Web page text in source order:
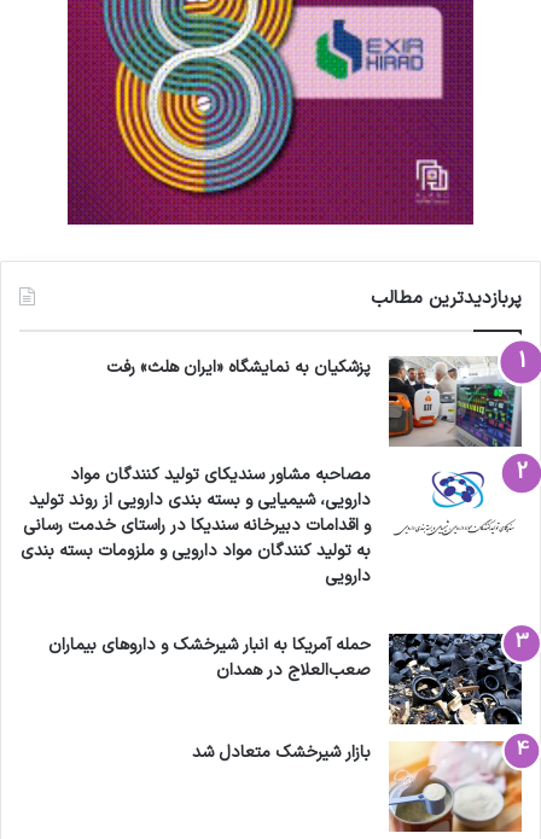
پربازدیدترین مطالب
پزشکیان به نمایشگاه «ایران هلث» رفت
مصاحبه مشاور سندیکای تولید کنندگان مواد
دارویی، شیمیایی و بسته بندی دارویی از روند تولید
و اقدامات دبیرخانه سندیکا در راستای خدمت رسانی
به تولید کنندگان مواد دارویی و ملزومات بسته بندی
دارویی
حمله آمریکا به انبار شیرخشک و داروهای بیماران
صعب‌العلاج در همدان
بازار شیرخشک متعادل شد